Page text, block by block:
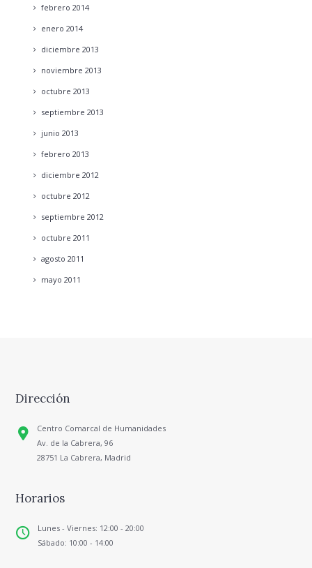
febrero 2014
enero 2014
diciembre 2013
noviembre 2013
octubre 2013
septiembre 2013
junio 2013
febrero 2013
diciembre 2012
octubre 2012
septiembre 2012
octubre 2011
agosto 2011
mayo 2011
Dirección
Centro Comarcal de Humanidades
Av. de la Cabrera, 96
28751 La Cabrera, Madrid
Horarios
Lunes - Viernes: 12:00 - 20:00
Sábado: 10:00 - 14:00